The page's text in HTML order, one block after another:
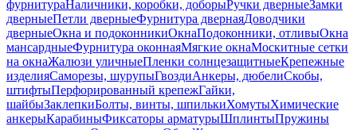
фурнитураНаличники, коробки, доборыРучки дверныеЗамки
дверныеПетли дверныеФурнитура двернаяДоводчики
дверныеОкна и подоконникиОкнаПодоконники, отливыОкна
мансардныеФурнитура оконнаяМягкие окнаМоскитные сетки
на окнаЖалюзи уличныеПленки солнцезащитныеКрепежные
изделияСаморезы, шурупыГвоздиАнкеры, дюбелиСкобы,
штифтыПерфорированный крепежГайки,
шайбыЗаклепкиБолты, винты, шпилькиХомутыХимические
анкерыКарабиныФиксаторы арматурыШплинтыПружины